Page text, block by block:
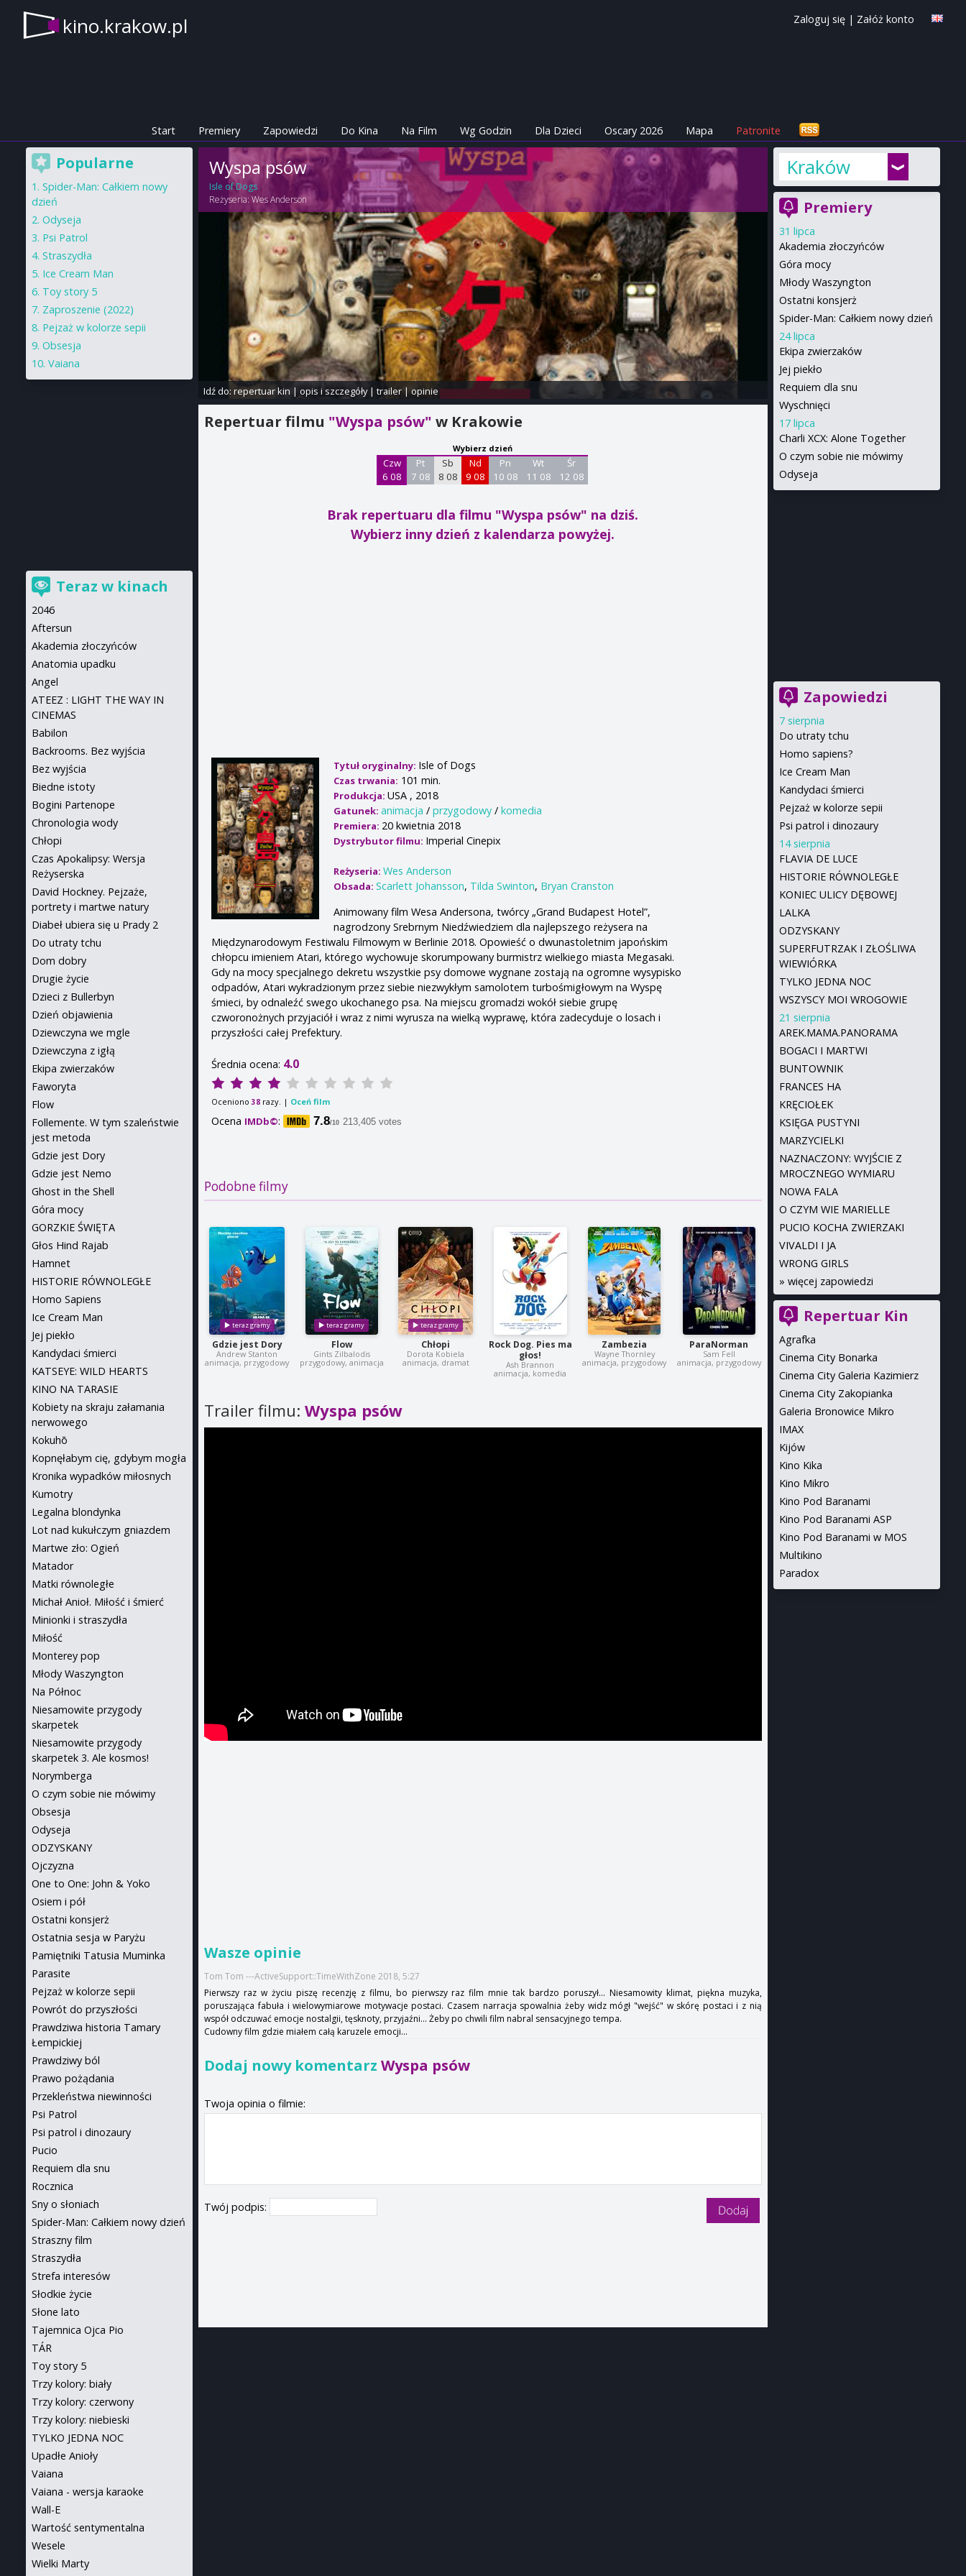
kino.krakow.pl Zaloguj się | Załóż konto
Start Premiery Zapowiedzi Do Kina Na Film Wg Godzin Dla Dzieci Oscary 2026 Mapa Patronite
Wyspa psów
Isle of Dogs
Reżyseria:Wes Anderson
Idź do: repertuar kin | opis i szczegóły| trailer|opinie
Repertuar filmu "Wyspa psów"w Krakowie
Wybierz dzień
Czw
6 08
Pt
7 08
Sb
8 08
Nd
9 08
Pn
10 08
Wt
11 08
Śr
12 08
Brak repertuaru dla filmu "Wyspa psów" na dziś.
Wybierz inny dzień z kalendarza powyżej.
Tytuł oryginalny: Isle of Dogs
Czas trwania: 101 min.
Produkcja:USA , 2018
Gatunek:animacja /przygodowy /komedia
Premiera: 20 kwietnia 2018
Dystrybutor filmu: Imperial Cinepix
Reżyseria:Wes Anderson
Obsada:Scarlett Johansson, Tilda Swinton, Bryan Cranston
Animowany film Wesa Andersona, twórcy „Grand Budapest Hotel”,
nagrodzony Srebrnym Niedźwiedziem dla najlepszego reżysera na
Międzynarodowym Festiwalu Filmowym w Berlinie 2018. Opowieść o dwunastoletnim japońskim
chłopcu imieniem Atari, którego wychowuje skorumpowany burmistrz wielkiego miasta Megasaki.
Gdy na mocy specjalnego dekretu wszystkie psy domowe wygnane zostają na ogromne wysypisko
odpadów, Atari wykradzionym przez siebie niezwykłym samolotem turbośmigłowym na Wyspę
śmieci, by odnaleźć swego ukochanego psa. Na miejscu gromadzi wokół siebie grupę
czworonożnych przyjaciół i wraz z nimi wyrusza na wielką wyprawę, która zadecyduje o losach i
przyszłości całej Prefektury.
Średnia ocena: 4.0
Oceniono38 razy. | Oceń film
Ocena IMDb©: 7.8/10 213,405 votes
Podobne filmy
Gdzie jest Dory
Andrew Stanton
animacja, przygodowy
Flow
Gints Zilbalodis
przygodowy, animacja
Chłopi
Dorota Kobiela
animacja, dramat
Rock Dog. Pies ma
głos!
Ash Brannon
animacja, komedia
Zambezia
Wayne Thornley
animacja, przygodowy
ParaNorman
Sam Fell
animacja, przygodowy
Trailer filmu:Wyspa psów
Wasze opinie
Tom Tom ---ActiveSupport::TimeWithZone 2018, 5:27
Pierwszy raz w życiu piszę recenzję z filmu, bo pierwszy raz film mnie tak bardzo poruszył... Niesamowity klimat, piękna muzyka,
poruszająca fabuła i wielowymiarowe motywacje postaci. Czasem narracja spowalnia żeby widz mógł "wejść" w skórę postaci i z nią
współ odczuwać emocje nostalgii, tęsknoty, przyjaźni... Żeby po chwili film nabral sensacyjnego tempa.
Cudowny film gdzie miałem całą karuzele emocji...
Dodaj nowy komentarzWyspa psów
Twoja opinia o filmie:
Twój podpis:
Kraków
Premiery
31 lipca
Akademia złoczyńców
Góra mocy
Młody Waszyngton
Ostatni konsjerż
Spider-Man: Całkiem nowy dzień
24 lipca
Ekipa zwierzaków
Jej piekło
Requiem dla snu
Wyschnięci
17 lipca
Charli XCX: Alone Together
O czym sobie nie mówimy
Odyseja
Zapowiedzi
7 sierpnia
Do utraty tchu
Homo sapiens?
Ice Cream Man
Kandydaci śmierci
Pejzaż w kolorze sepii
Psi patrol i dinozaury
14 sierpnia
FLAVIA DE LUCE
HISTORIE RÓWNOLEGŁE
KONIEC ULICY DĘBOWEJ
LALKA
ODZYSKANY
SUPERFUTRZAK I ZŁOŚLIWA
WIEWIÓRKA
TYLKO JEDNA NOC
WSZYSCY MOI WROGOWIE
21 sierpnia
AREK.MAMA.PANORAMA
BOGACI I MARTWI
BUNTOWNIK
FRANCES HA
KRĘCIOŁEK
KSIĘGA PUSTYNI
MARZYCIELKI
NAZNACZONY: WYJŚCIE Z
MROCZNEGO WYMIARU
NOWA FALA
O CZYM WIE MARIELLE
PUCIO KOCHA ZWIERZAKI
VIVALDI I JA
WRONG GIRLS
» więcej zapowiedzi
Repertuar Kin
Agrafka
Cinema City Bonarka
Cinema City Galeria Kazimierz
Cinema City Zakopianka
Galeria Bronowice Mikro
IMAX
Kijów
Kino Kika
Kino Mikro
Kino Pod Baranami
Kino Pod Baranami ASP
Kino Pod Baranami w MOS
Multikino
Paradox
Popularne
Spider-Man: Całkiem nowy
dzień
Odyseja
Psi Patrol
Straszydła
Ice Cream Man
Toy story 5
Zaproszenie (2022)
Pejzaż w kolorze sepii
Obsesja
Vaiana
Teraz w kinach
2046
Aftersun
Akademia złoczyńców
Anatomia upadku
Angel
ATEEZ : LIGHT THE WAY IN
CINEMAS
Babilon
Backrooms. Bez wyjścia
Bez wyjścia
Biedne istoty
Bogini Partenope
Chronologia wody
Chłopi
Czas Apokalipsy: Wersja
Reżyserska
David Hockney. Pejzaże,
portrety i martwe natury
Diabeł ubiera się u Prady 2
Do utraty tchu
Dom dobry
Drugie życie
Dzieci z Bullerbyn
Dzień objawienia
Dziewczyna we mgle
Dziewczyna z igłą
Ekipa zwierzaków
Faworyta
Flow
Follemente. W tym szaleństwie
jest metoda
Gdzie jest Dory
Gdzie jest Nemo
Ghost in the Shell
Góra mocy
GORZKIE ŚWIĘTA
Głos Hind Rajab
Hamnet
HISTORIE RÓWNOLEGŁE
Homo Sapiens
Ice Cream Man
Jej piekło
Kandydaci śmierci
KATSEYE: WILD HEARTS
KINO NA TARASIE
Kobiety na skraju załamania
nerwowego
Kokuhō
Kopnęłabym cię, gdybym mogła
Kronika wypadków miłosnych
Kumotry
Legalna blondynka
Lot nad kukułczym gniazdem
Martwe zło: Ogień
Matador
Matki równoległe
Michał Anioł. Miłość i śmierć
Minionki i straszydła
Miłość
Monterey pop
Młody Waszyngton
Na Północ
Niesamowite przygody
skarpetek
Niesamowite przygody
skarpetek 3. Ale kosmos!
Norymberga
O czym sobie nie mówimy
Obsesja
Odyseja
ODZYSKANY
Ojczyzna
One to One: John & Yoko
Osiem i pół
Ostatni konsjerż
Ostatnia sesja w Paryżu
Pamiętniki Tatusia Muminka
Parasite
Pejzaż w kolorze sepii
Powrót do przyszłości
Prawdziwa historia Tamary
Łempickiej
Prawdziwy ból
Prawo pożądania
Przekleństwa niewinności
Psi Patrol
Psi patrol i dinozaury
Pucio
Requiem dla snu
Rocznica
Sny o słoniach
Spider-Man: Całkiem nowy dzień
Straszny film
Straszydła
Strefa interesów
Słodkie życie
Słone lato
Tajemnica Ojca Pio
TÁR
Toy story 5
Trzy kolory: biały
Trzy kolory: czerwony
Trzy kolory: niebieski
TYLKO JEDNA NOC
Upadłe Anioły
Vaiana
Vaiana - wersja karaoke
Wall-E
Wartość sentymentalna
Wesele
Wielki Marty